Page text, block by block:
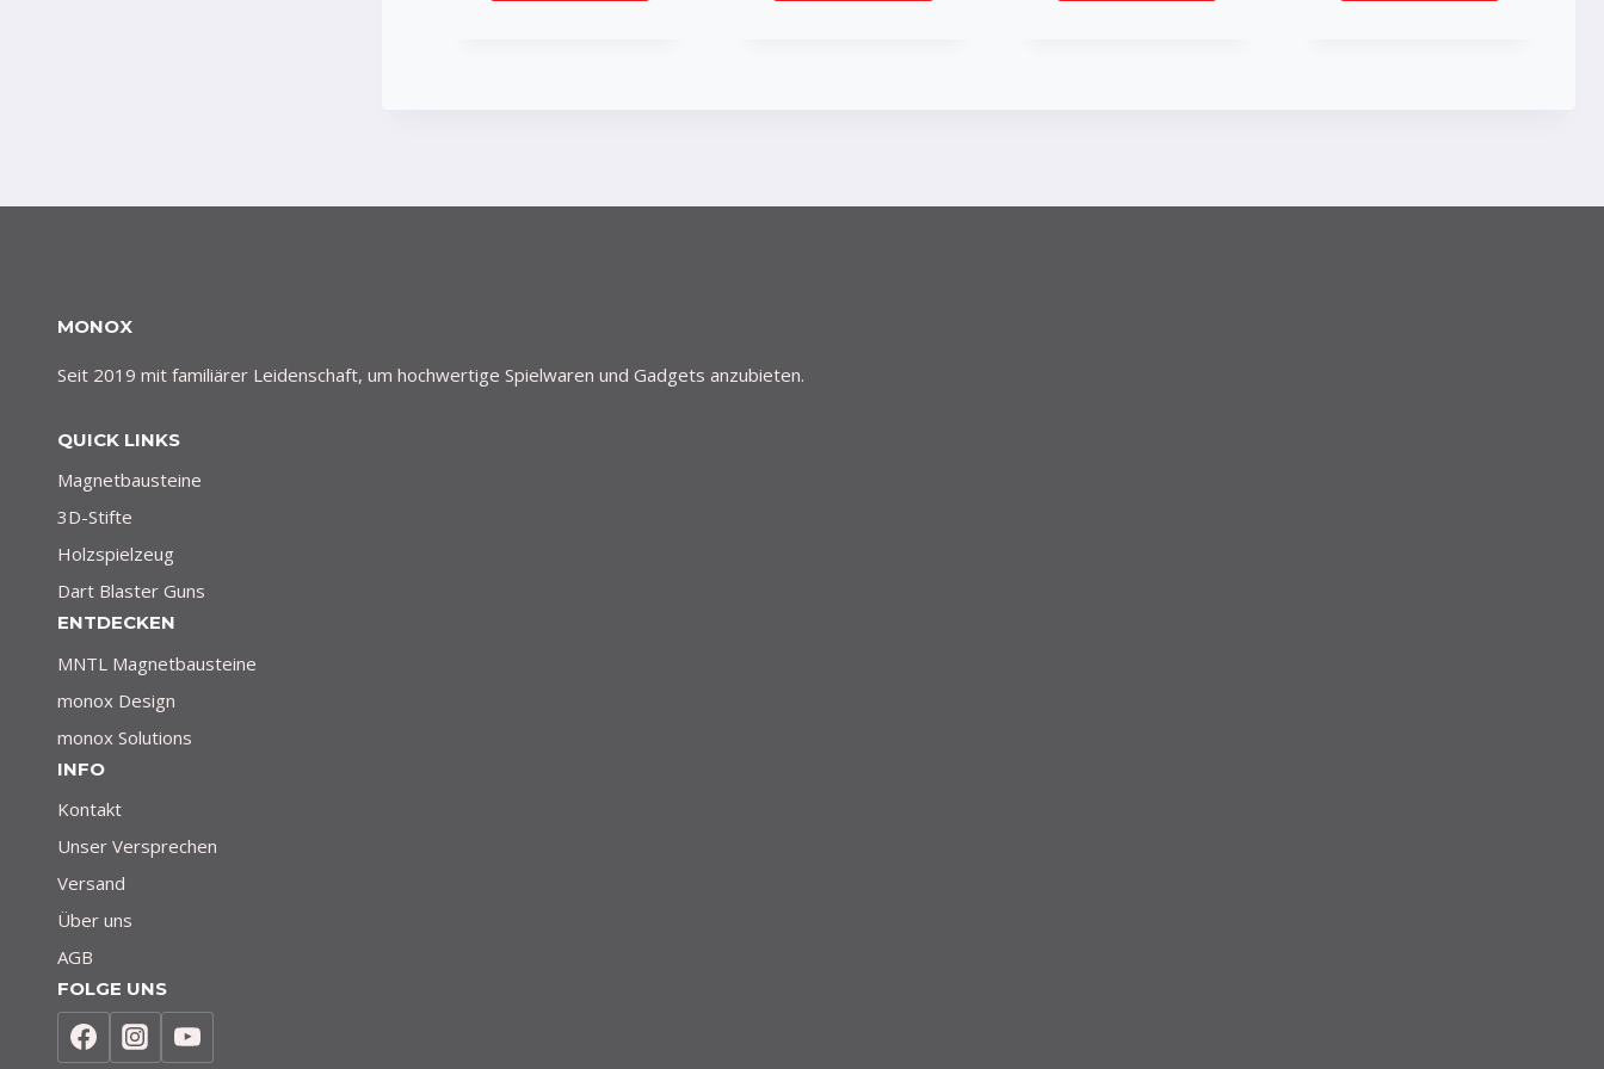
MONOX
Seit 2019 mit familiärer Leidenschaft, um hochwertige Spielwaren und Gadgets anzubieten.
QUICK LINKS
Magnetbausteine
3D-Stifte
Holzspielzeug
Dart Blaster Guns
ENTDECKEN
MNTL Magnetbausteine
monox Design
monox Solutions
INFO
Kontakt
Unser Versprechen
Versand
Über uns
AGB
FOLGE UNS